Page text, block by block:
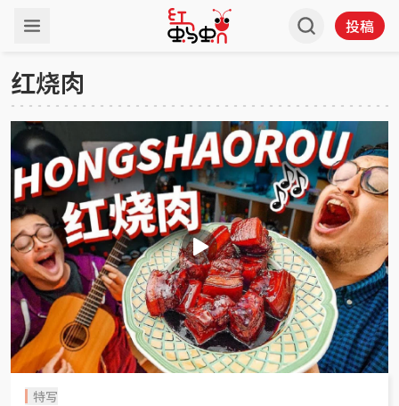
投稿
红烧肉
特写